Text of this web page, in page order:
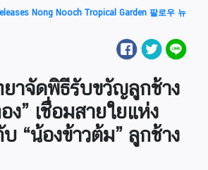
Nong Nooch Tropical Garden 팔로우 뉴
าจัดพิธีรับขวัญลูกช้าง
ง” เชื่อมสายใยแห่ง
“น้องข้าวต้ม” ลูกช้าง